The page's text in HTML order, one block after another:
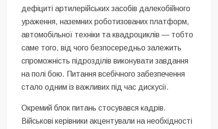
дефіциті артилерійських засобів далекобійного
ураження, наземних роботизованих платформ,
автомобільної техніки та квадроциклів — тобто
саме того, від чого безпосередньо залежить
спроможність підрозділів виконувати завдання
на полі бою. Питання всебічного забезпечення
стало одним із важливих під час дискусії.
Окремий блок питань стосувався кадрів.
Військові керівники акцентували на необхідності